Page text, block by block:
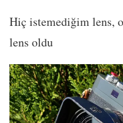
Hiç istemediğim lens,
lens oldu